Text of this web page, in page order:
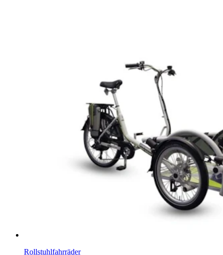
Rollstuhlfahrräder